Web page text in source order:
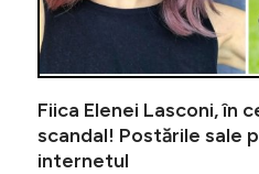
Fiica Elenei Lasconi, în
scandal! Postările sale
internetul